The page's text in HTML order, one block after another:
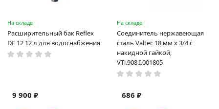
На складе
Расширительный бак Reflex
DE 12 12 л для водоснабжения
9 900 ₽
На складе
Соединитель нержавеющая
сталь Valtec 18 мм х 3/4 с
накидной гайкой,
VTi.908.I.001805
686 ₽